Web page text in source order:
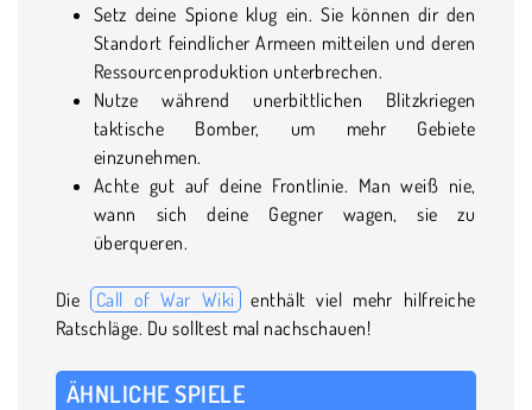
Setz deine Spione klug ein. Sie können dir den
Standort feindlicher Armeen mitteilen und deren
Ressourcenproduktion unterbrechen.
Nutze während unerbittlichen Blitzkriegen
taktische Bomber, um mehr Gebiete
einzunehmen.
Achte gut auf deine Frontlinie. Man weiß nie,
wann sich deine Gegner wagen, sie zu
überqueren.
Die Call of War Wiki enthält viel mehr hilfreiche
Ratschläge. Du solltest mal nachschauen!
ÄHNLICHE SPIELE